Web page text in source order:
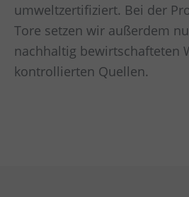
umweltzertifiziert. Bei der
Tore setzen wir außerdem
nachhaltig bewirtschafteten
kontrollierten Quellen.